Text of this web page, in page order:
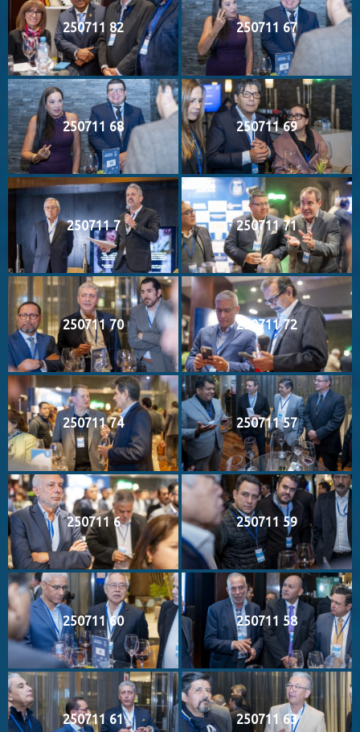
250711 82 250711 67
250711 68 250711 69
250711 7 250711 71
250711 70 250711 72
250711 74 250711 57
250711 6 250711 59
250711 60 250711 58
250711 61 250711 63